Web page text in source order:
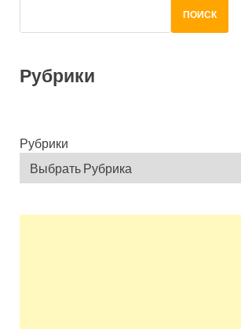
ПОИСК
Рубрики
Рубрики